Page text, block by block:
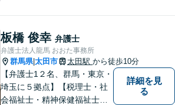
以上の弁護士が所属／チーム
で連携し、問題解決に向けて
取り組みます。おひとりで悩
まずに、お気軽にお問い合わ
せください。
板橋 俊幸 弁護士
弁護士法人龍馬 おおた事務所
群馬県|太田市 太田駅 から徒歩10分
【弁護士1２名、群馬・東京・
埼玉に５拠点】【税理士・社
会福祉士・精神保健福祉士が
詳細を見
る